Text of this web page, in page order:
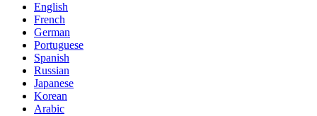
English
French
German
Portuguese
Spanish
Russian
Japanese
Korean
Arabic